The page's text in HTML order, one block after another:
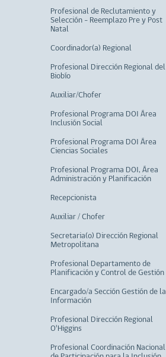
Profesional de Reclutamiento y
Selección - Reemplazo Pre y Post
Natal
Coordinador(a) Regional
Profesional Dirección Regional del
Biobío
Auxiliar/Chofer
Profesional Programa DOI Área
Inclusión Social
Profesional Programa DOI Área
Ciencias Sociales
Profesional Programa DOI, Área
Administración y Planificación
Recepcionista
Auxiliar / Chofer
Secretaria(o) Dirección Regional
Metropolitana
Profesional Departamento de
Planificación y Control de Gestión
Encargado/a Sección Gestión de la
Información
Profesional Dirección Regional
O'Higgins
Profesional Coordinación Nacional